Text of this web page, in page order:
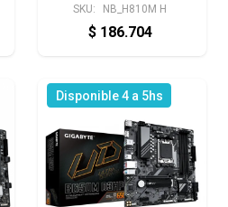
SKU: NB_H810M H
$ 186.704
Disponible 4 a 5hs